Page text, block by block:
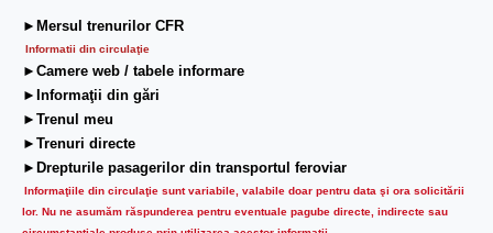
►Mersul trenurilor CFR
Informatii din circulaţie
►Camere web / tabele informare
►Informaţii din gări
►Trenul meu
►Trenuri directe
►Drepturile pasagerilor din transportul feroviar
Informaţiile din circulaţie sunt variabile, valabile doar pentru data şi ora solicitării
lor. Nu ne asumăm răspunderea pentru eventuale pagube directe, indirecte sau